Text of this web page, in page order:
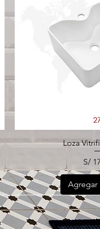
Loza
S/
Agregar